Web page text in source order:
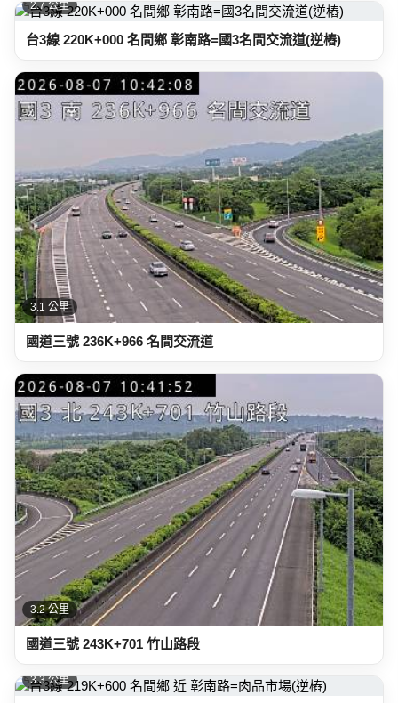
2.7 公里
台3線 220K+000 名間鄉 彰南路=國3名間交流道(逆樁)
3.1 公里
國道三號 236K+966 名間交流道
3.2 公里
國道三號 243K+701 竹山路段
台3線 219K+600 名間鄉 近 彰南路=肉品市場(逆樁)